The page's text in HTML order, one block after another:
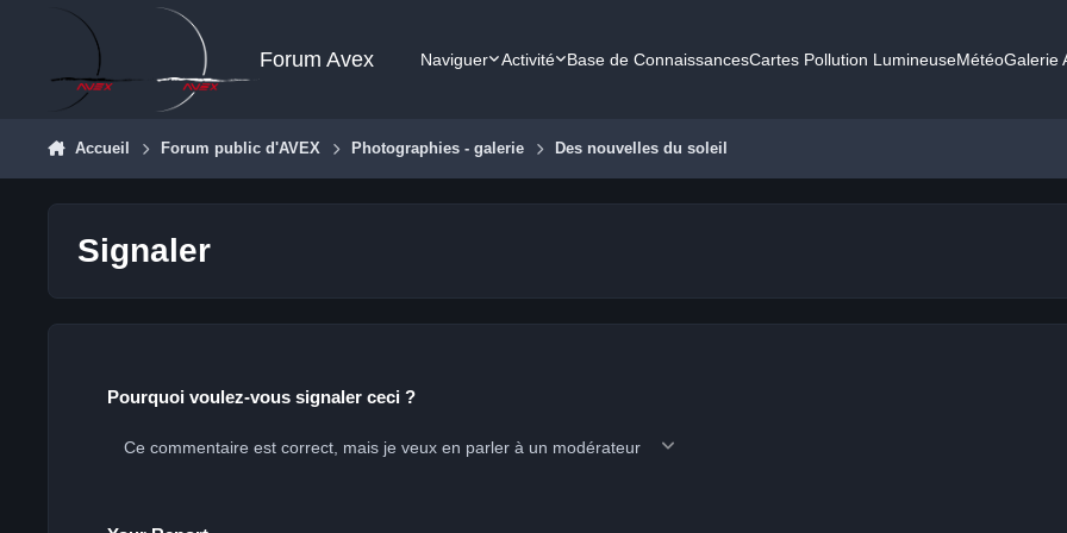
Aller au contenu
Forum Avex Naviguer Activité Base de ConnaissancesCartes Pollution LumineuseMétéoGalerie
Accueil Forum public d'AVEX Photographies - galerie Des nouvelles du soleil
Signaler
Pourquoi voulez-vous signaler ceci ?